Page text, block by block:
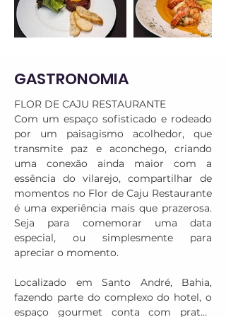
GASTRONOMIA
FLOR DE CAJU RESTAURANTE
Com um espaço sofisticado e rodeado
por um paisagismo acolhedor, que
transmite paz e aconchego, criando
uma conexão ainda maior com a
essência do vilarejo, compartilhar de
momentos no Flor de Caju Restaurante
é uma experiência mais que prazerosa.
Seja para comemorar uma data
especial, ou simplesmente para
apreciar o momento.
Localizado em Santo André, Bahia,
fazendo parte do complexo do hotel, o
espaço gourmet conta com pratos